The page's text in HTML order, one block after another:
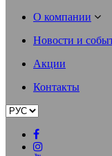
О компании
Новости и
Акции
Контакты